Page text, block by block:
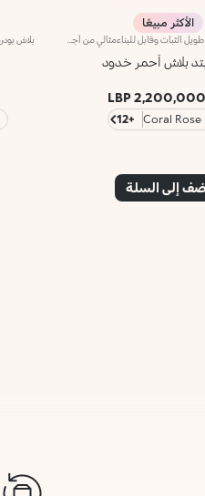
الأكثر مبيعًا
بلاش أحمر خدود
+12
إلى السلة